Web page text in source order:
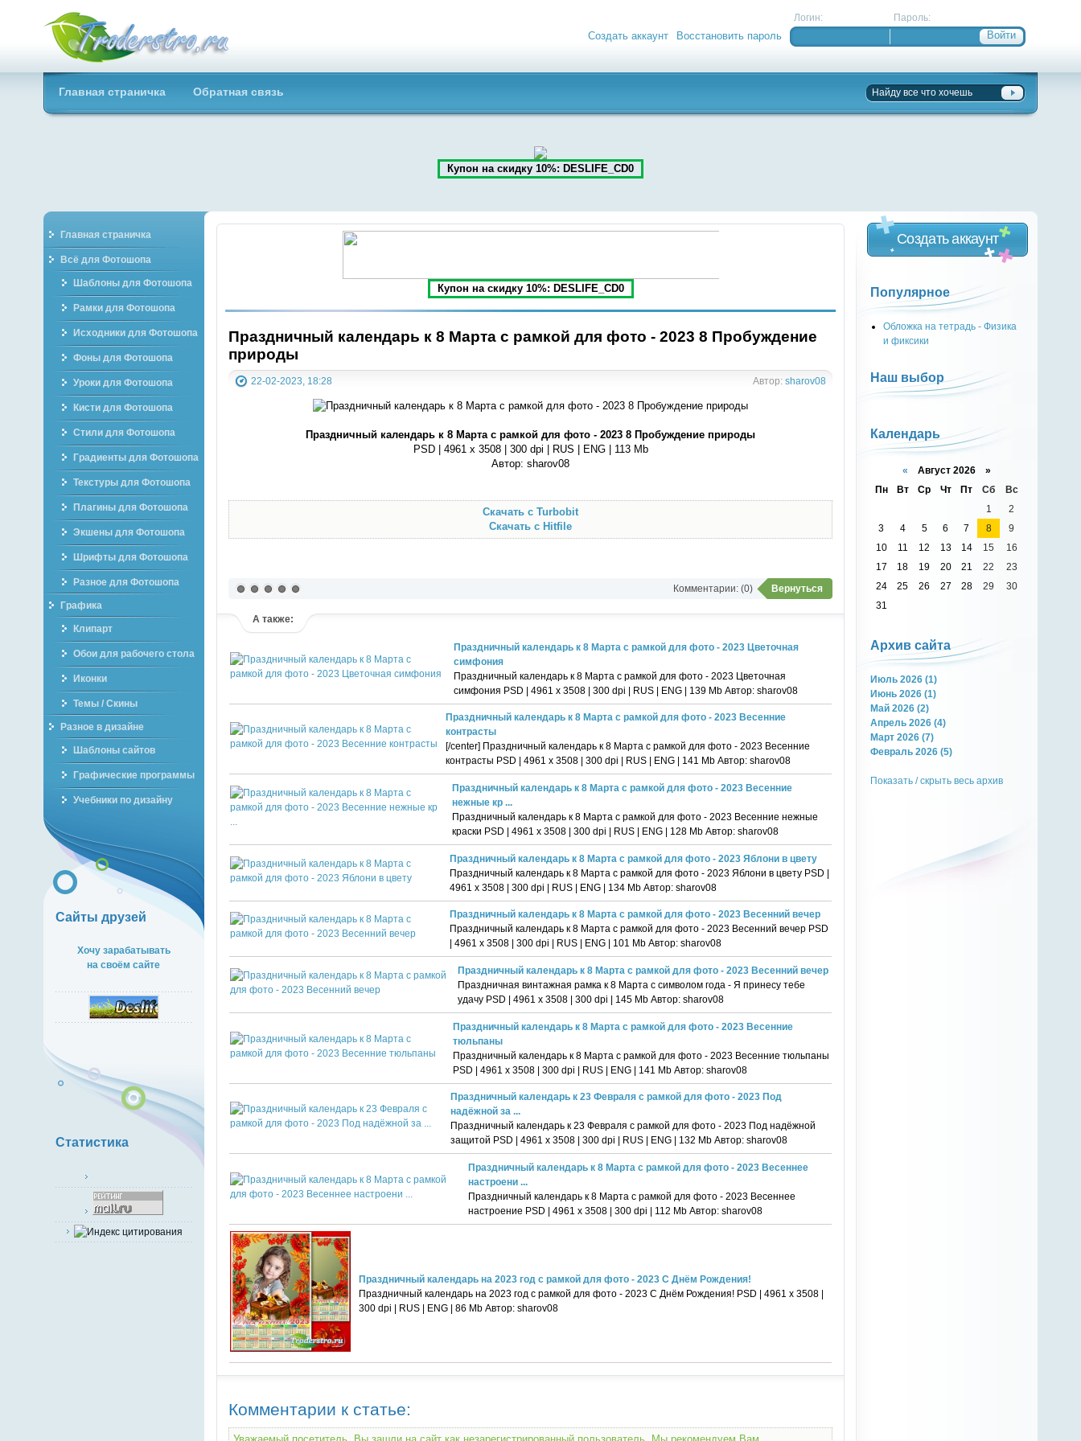
Troderstro.ru -
Портал о
Логин: Пароль:
Создать аккаунт Восстановить пароль
Главная страничка Обратная связь
Купон на скидку 10%: DESLIFE_CD0
Главная страничка
Всё для Фотошопа
Шаблоны для Фотошопа
Рамки для Фотошопа
Исходники для Фотошопа
Фоны для Фотошопа
Уроки для Фотошопа
Кисти для Фотошопа
Стили для Фотошопа
Градиенты для Фотошопа
Текстуры для Фотошопа
Плагины для Фотошопа
Экшены для Фотошопа
Шрифты для Фотошопа
Разное для Фотошопа
Графика
Клипарт
Обои для рабочего стола
Иконки
Темы / Скины
Разное в дизайне
Шаблоны сайтов
Графические программы
Учебники по дизайну
Сайты друзей
Хочу зарабатывать
на своём сайте
Статистика
Купон на скидку 10%: DESLIFE_CD0
Праздничный календарь к 8 Марта с рамкой для фото - 2023 8 Пробуждение
природы
Автор:sharov08
22-02-2023, 18:28
Праздничный календарь к 8 Марта с рамкой для фото - 2023 8 Пробуждение природы
PSD | 4961 х 3508 | 300 dpi | RUS | ENG | 113 Mb
Автор: sharov08
Скачать с Turbobit
Скачать с Hitfile
Вернуться
Комментарии: (0)
А также:
Праздничный календарь к 8 Марта с рамкой для фото - 2023 Цветочная
симфония
Праздничный календарь к 8 Марта с рамкой для фото - 2023 Цветочная
симфония PSD | 4961 х 3508 | 300 dpi | RUS | ENG | 139 Mb Автор: sharov08
Праздничный календарь к 8 Марта с рамкой для фото - 2023 Весенние
контрасты
[/center] Праздничный календарь к 8 Марта с рамкой для фото - 2023 Весенние
контрасты PSD | 4961 х 3508 | 300 dpi | RUS | ENG | 141 Mb Автор: sharov08
Праздничный календарь к 8 Марта с рамкой для фото - 2023 Весенние
нежные кр ...
Праздничный календарь к 8 Марта с рамкой для фото - 2023 Весенние нежные
краски PSD | 4961 х 3508 | 300 dpi | RUS | ENG | 128 Mb Автор: sharov08
Праздничный календарь к 8 Марта с рамкой для фото - 2023 Яблони в цвету
Праздничный календарь к 8 Марта с рамкой для фото - 2023 Яблони в цвету PSD |
4961 х 3508 | 300 dpi | RUS | ENG | 134 Mb Автор: sharov08
Праздничный календарь к 8 Марта с рамкой для фото - 2023 Весенний вечер
Праздничный календарь к 8 Марта с рамкой для фото - 2023 Весенний вечер PSD
| 4961 х 3508 | 300 dpi | RUS | ENG | 101 Mb Автор: sharov08
Праздничный календарь к 8 Марта с рамкой для фото - 2023 Весенний вечер
Праздничная винтажная рамка к 8 Марта с символом года - Я принесу тебе
удачу PSD | 4961 х 3508 | 300 dpi | 145 Mb Автор: sharov08
Праздничный календарь к 8 Марта с рамкой для фото - 2023 Весенние
тюльпаны
Праздничный календарь к 8 Марта с рамкой для фото - 2023 Весенние тюльпаны
PSD | 4961 х 3508 | 300 dpi | RUS | ENG | 141 Mb Автор: sharov08
Праздничный календарь к 23 Февраля с рамкой для фото - 2023 Под
надёжной за ...
Праздничный календарь к 23 Февраля с рамкой для фото - 2023 Под надёжной
защитой PSD | 4961 х 3508 | 300 dpi | RUS | ENG | 132 Mb Автор: sharov08
Праздничный календарь к 8 Марта с рамкой для фото - 2023 Весеннее
настроени ...
Праздничный календарь к 8 Марта с рамкой для фото - 2023 Весеннее
настроение PSD | 4961 х 3508 | 300 dpi | 112 Mb Автор: sharov08
Праздничный календарь на 2023 год с рамкой для фото - 2023 С Днём Рождения!
Праздничный календарь на 2023 год с рамкой для фото - 2023 С Днём Рождения! PSD | 4961 х 3508 |
300 dpi | RUS | ENG | 86 Mb Автор: sharov08
Комментарии к статье:
Создать аккаунт
Популярное
Обложка на тетрадь - Физика
и фиксики
Наш выбор
Календарь
« Август 2026 »
Пн
Вт Ср Чт Пт Сб
Вс
1
2
3
4 5 6 7 8
9
10
11 12 13 14 15
16
17
18 19 20 21 22
23
24
25 26 27 28 29
30
31
Архив сайта
Июль 2026 (1)
Июнь 2026 (1)
Май 2026 (2)
Апрель 2026 (4)
Март 2026 (7)
Февраль 2026 (5)
Показать / скрыть весь архив